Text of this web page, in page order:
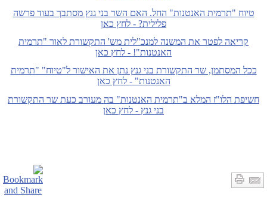
טיוח "תרמית האנטנות" החל. האם השר בני גנץ מסתבך בעוד פרשה
פלילית? - לחץ כאן
קריאה לפטר את המשנה למנכ"לית מש' התקשורת לאור "תרמית
האנטנות"! - לחץ כאן
ככל המסתמן, שר התקשורת בני גנץ נתן את האישור ל"טיוח" "תרמית
האנטנות" - לחץ כאן
חשיפת הלו"ז המלא ב"תרמית האנטנות" בה מעורב כעת שר התקשורת
בני גנץ - לחץ כאן